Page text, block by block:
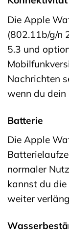
Die Apple
(802.11b/g/n
5.3 und
Nachrichten
wenn du
Batterie
Die Apple
normaler
kannst du
weiter